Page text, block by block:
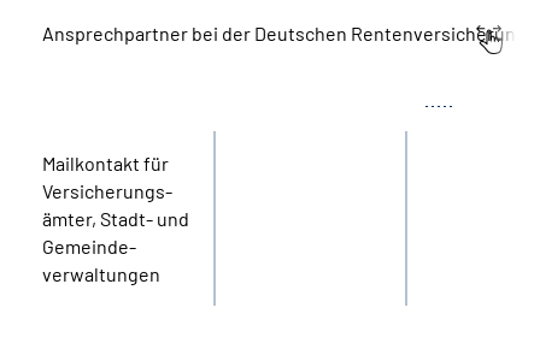
Ansprechpartner bei der Deutschen Rentenversicherung
Mail­kontakt für
Versicherungs­
ämter, Stadt- und
Gemeinde­
verwaltungen